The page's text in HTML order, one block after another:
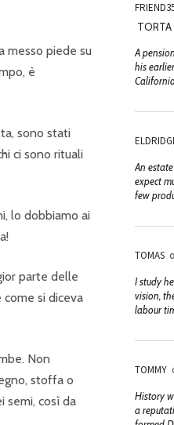
messo piede su
è
sono stati
ci sono rituali
lo dobbiamo ai
parte delle
come si diceva
Non
stoffa o
semi, così da
TORTA
A
his
An
expect
few
TOMAS
I study
vision,
labour
TOMMY
History
a